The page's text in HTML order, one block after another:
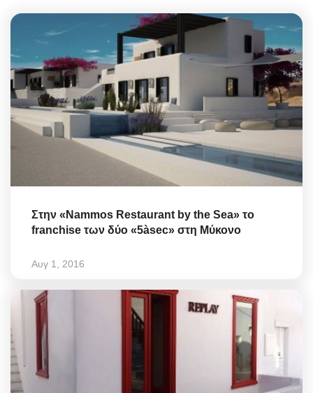
Στην «Nammos Restaurant by the Sea» τo
franchise των δύο «5àsec» στη Μύκονο
Αυγ 1, 2016